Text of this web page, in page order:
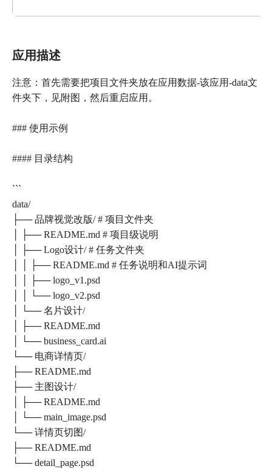
应用描述
注意：首先需要把项目文件夹放在应用数据-该应用-data文
件夹下，见附图，然后重启应用。
### 使用示例
#### 目录结构
```
data/
├── 品牌视觉改版/ # 项目文件夹
│ ├── README.md # 项目级说明
│ ├── Logo设计/ # 任务文件夹
│ │ ├── README.md # 任务说明和AI提示词
│ │ ├── logo_v1.psd
│ │ └── logo_v2.psd
│ └── 名片设计/
│ ├── README.md
│ └── business_card.ai
└── 电商详情页/
├── README.md
├── 主图设计/
│ ├── README.md
│ └── main_image.psd
└── 详情页切图/
├── README.md
└── detail_page.psd